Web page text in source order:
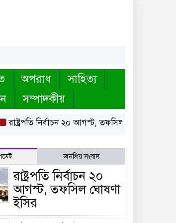
অপরাধ
সাহিত্য
সম্পাদকীয়
নির্বাচন ২০ আগস্ট, তফসিল ঘোষণা ইসির
জনপ্রিয় সংবাদ
রাষ্ট্রপতি নির্বাচন ২০
আগস্ট, তফসিল ঘোষণা
ইসির